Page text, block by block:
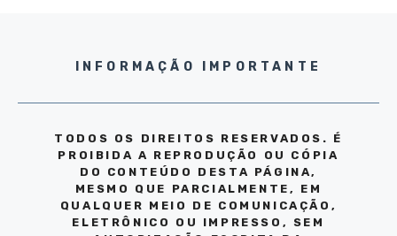
INFORMAÇÃO IMPORTANTE
TODOS OS DIREITOS RESERVADOS. É
PROIBIDA A REPRODUÇÃO OU CÓPIA
DO CONTEÚDO DESTA PÁGINA,
MESMO QUE PARCIALMENTE, EM
QUALQUER MEIO DE COMUNICAÇÃO,
ELETRÔNICO OU IMPRESSO, SEM